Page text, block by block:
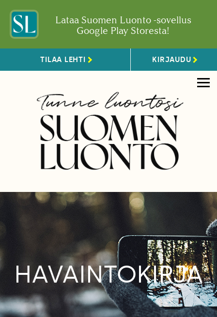
Lataa Suomen Luonto -sovellus
Google Play Storesta!
TILAA LEHTI KIRJAUDU
HAVAINTOKIRJA